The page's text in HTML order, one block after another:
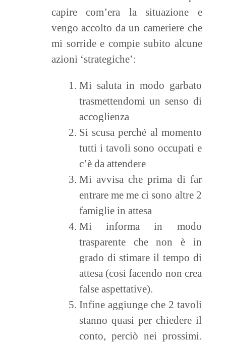
capire com’era la situazione e
vengo accolto da un cameriere che
mi sorride e compie subito alcune
azioni ‘strategiche’:
Mi saluta in modo garbato
trasmettendomi un senso di
accoglienza
Si scusa perché al momento
tutti i tavoli sono occupati e
c’è da attendere
Mi avvisa che prima di far
entrare me me ci sono altre 2
famiglie in attesa
Mi informa in modo
trasparente che non è in
grado di stimare il tempo di
attesa (così facendo non crea
false aspettative).
Infine aggiunge che 2 tavoli
stanno quasi per chiedere il
conto, perciò nei prossimi.